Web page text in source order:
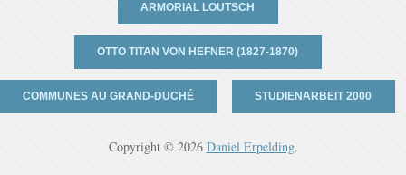
ARMORIAL LOUTSCH
OTTO TITAN VON HEFNER (1827-1870)
COMMUNES AU GRAND-DUCHÉ STUDIENARBEIT 2000
Copyright © 2026 Daniel Erpelding.